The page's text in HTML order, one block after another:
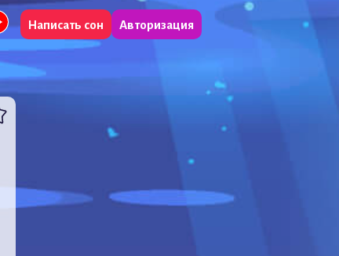
Написать сон Авторизация